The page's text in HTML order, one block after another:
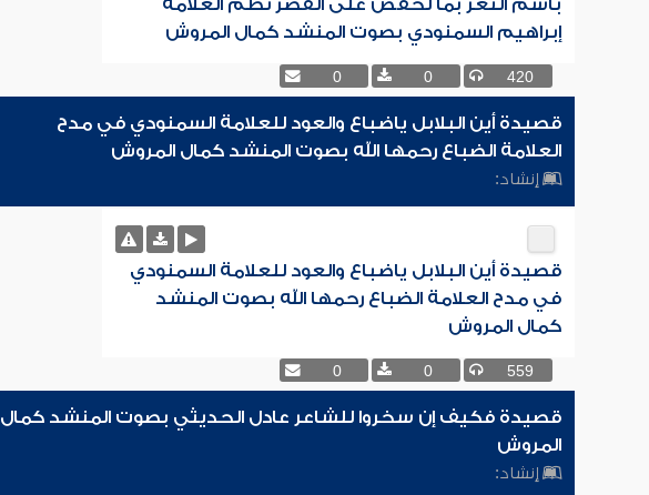
باسم الثغر بما لحفص على القصر نظم العلامة
إبراهيم السمنودي بصوت المنشد كمال المروش
420
0
0
قصيدة أين البلابل ياضباع والعود للعلامة السمنودي في مدح
العلامة الضباع رحمها الله بصوت المنشد كمال المروش
إنشاد:
قصيدة أين البلابل ياضباع والعود للعلامة السمنودي
في مدح العلامة الضباع رحمها الله بصوت المنشد
كمال المروش
559
0
0
قصيدة فكيف إن سخروا للشاعر عادل الحديثي بصوت المنشد كمال
المروش
إنشاد: